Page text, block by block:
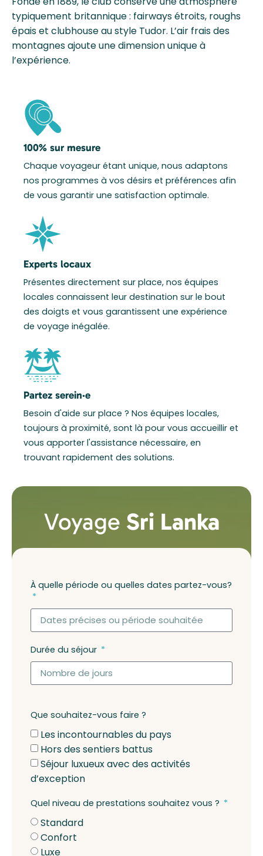
typiquement britannique : fairways étroits, roughs
épais et clubhouse au style Tudor. L’air frais des
montagnes ajoute une dimension unique à
l’expérience.
100% sur mesure
Chaque voyageur étant unique, nous adaptons
nos programmes à vos désirs et préférences afin
de vous garantir une satisfaction optimale.
Experts locaux
Présentes directement sur place, nos équipes
locales connaissent leur destination sur le bout
des doigts et vous garantissent une expérience
de voyage inégalée.
Partez serein·e
Besoin d'aide sur place ? Nos équipes locales,
toujours à proximité, sont là pour vous accueillir et
vous apporter l'assistance nécessaire, en
trouvant rapidement des solutions.
Voyage Sri Lanka
À quelle période ou quelles dates partez-vous?
Durée du séjour
Que souhaitez-vous faire ?
Les incontournables du pays
Hors des sentiers battus
Séjour luxueux avec des activités
d’exception
Quel niveau de prestations souhaitez vous ?
Standard
Confort
Luxe